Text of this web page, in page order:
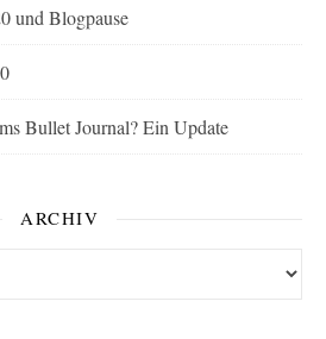
und Blogpause
Bullet Journal? Ein Update
ARCHIV